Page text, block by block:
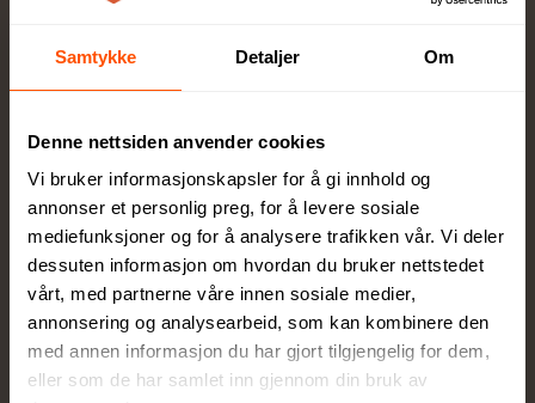
Samtykke Detaljer Om
Denne nettsiden anvender cookies
Vi bruker informasjonskapsler for å gi innhold og
annonser et personlig preg, for å levere sosiale
mediefunksjoner og for å analysere trafikken vår. Vi deler
dessuten informasjon om hvordan du bruker nettstedet
vårt, med partnerne våre innen sosiale medier,
annonsering og analysearbeid, som kan kombinere den
med annen informasjon du har gjort tilgjengelig for dem,
eller som de har samlet inn gjennom din bruk av
Full kontroll
Du godkjenner alltid korrektur før vi setter
ordren i produksjon